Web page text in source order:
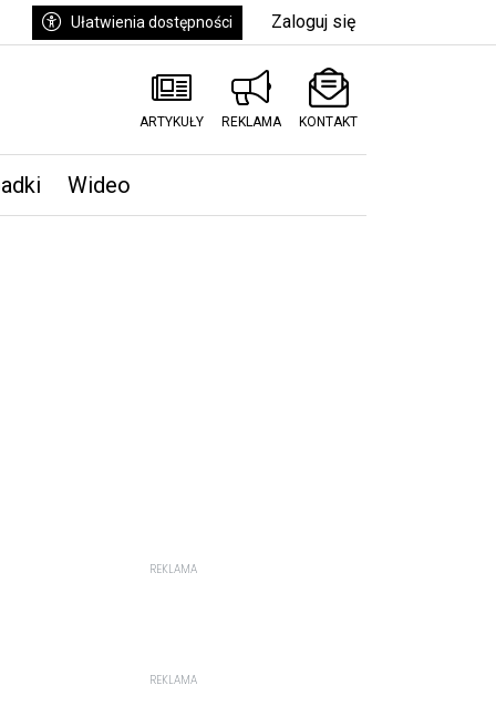
Ułatwienia dostępności Zaloguj się
ARTYKUŁY REKLAMA KONTAKT
Wideo
REKLAMA
REKLAMA